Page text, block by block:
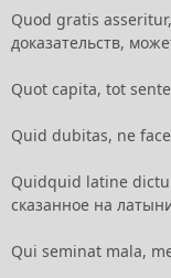
Quod gratis
доказательств,
Quot capita, tot
Quid dubitas, ne
Quidquid latine
сказанное на
Qui seminat mala,